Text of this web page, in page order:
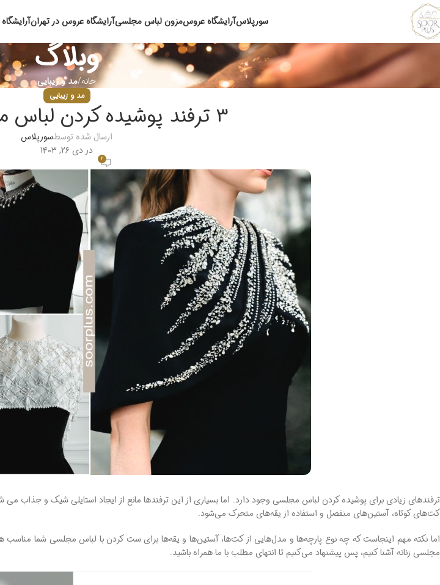
سورپلاسآرایشگاه عروسمزون لباس مجلسیآرایشگاه عروس در تهران
وبلاگ
خانه مد و زیبایی
مد و زیبایی
3 ترفند پوشیده کردن لباس مجلسی زنانه
ارسال شده توسطسورپلاس
در دی ۲۶, ۱۴۰۳
۲
ترفندهای زیادی برای پوشیده کردن لباس مجلسی وجود دارد. اما بسیاری از این ترفندها مانع از ایجاد استایلی شیک و
کت‌های کوتاه، آستین‌های منفصل و استفاده از یقه‌های متحرک می‌شود.
مجلسی زنانه آشنا کنیم، پس پیشنهاد می‌کنیم تا انتهای مطلب با ما همراه باشید.